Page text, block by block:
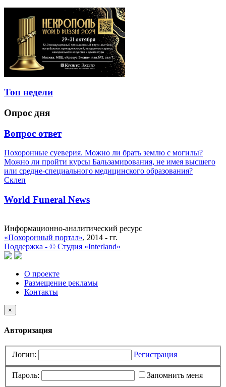
Топ недели
Опрос дня
Вопрос ответ
Похоронные суеверия. Можно ли брать землю с могилы?
Можно ли пройти курсы Бальзамирования, не имея высшего
или средне-специального медицинского образования?
Склеп
World Funeral News
Информационно-аналитический ресурс
«Похоронный портал», 2014 - гг.
Поддержка - © Cтудия «Interland»
О проекте
Размещение рекламы
Контакты
×
Авторизация
Логин: Регистрация
Пароль: Запомнить меня